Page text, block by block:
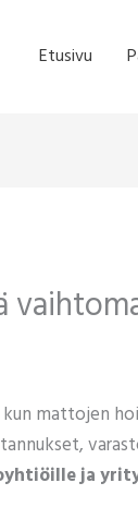
Etusivu
mattojen
ja